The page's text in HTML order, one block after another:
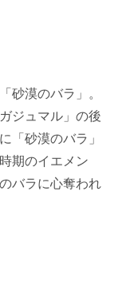
砂漠のバラ」。
ジュマル」の後
「砂漠のバラ」
期のイエメン
バラに心奪われ